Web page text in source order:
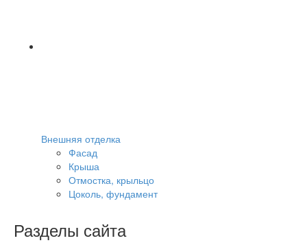
Внешняя отделка
Фасад
Крыша
Отмостка, крыльцо
Цоколь, фундамент
Разделы сайта